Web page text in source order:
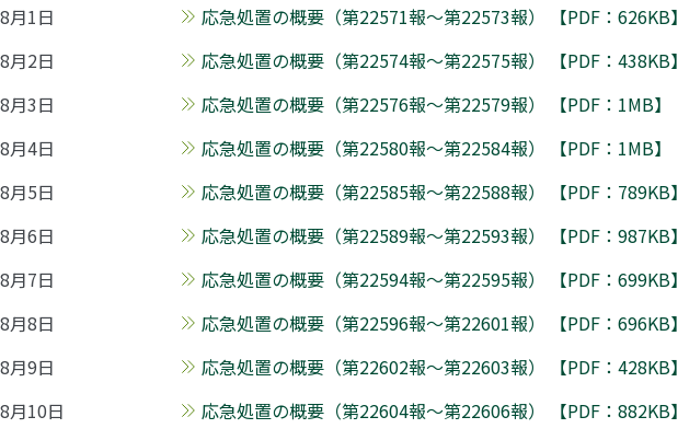
8月1日
応急処置の概要（第22571報～第22573報） 【PDF：626KB】
8月2日
応急処置の概要（第22574報～第22575報） 【PDF：438KB】
8月3日
応急処置の概要（第22576報～第22579報） 【PDF：1MB】
8月4日
応急処置の概要（第22580報～第22584報） 【PDF：1MB】
8月5日
応急処置の概要（第22585報～第22588報） 【PDF：789KB】
8月6日
応急処置の概要（第22589報～第22593報） 【PDF：987KB】
8月7日
応急処置の概要（第22594報～第22595報） 【PDF：699KB】
8月8日
応急処置の概要（第22596報～第22601報） 【PDF：696KB】
8月9日
応急処置の概要（第22602報～第22603報） 【PDF：428KB】
8月10日
応急処置の概要（第22604報～第22606報） 【PDF：882KB】